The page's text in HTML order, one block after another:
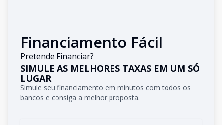
Financiamento Fácil
Pretende Financiar?
SIMULE AS MELHORES TAXAS EM UM SÓ
LUGAR
Simule seu financiamento em minutos com todos os
bancos e consiga a melhor proposta.